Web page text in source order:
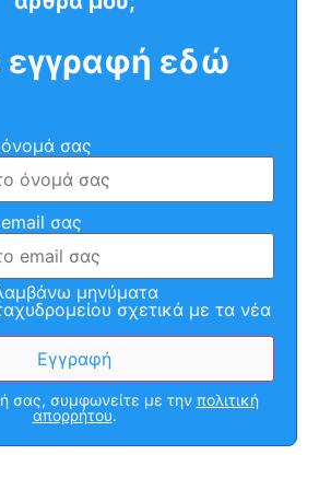
εγγραφή εδώ
όνομά σας
σας
μηνύματα
σχετικά με τα νέα
σας, συμφωνείτε με την πολιτική
απορρήτου.